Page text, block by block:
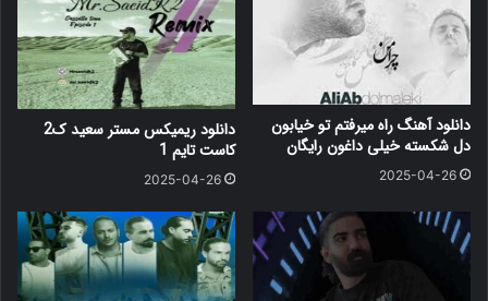
دانلود آهنگ راه میرفتم تو خیابون
دل شکسته خیلی داغون رایگان
2025-04-26
دانلود ریمیکس مستر سعید ک2
کاست تایم 1
2025-04-26